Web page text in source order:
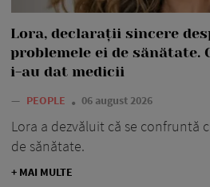
Lora, declarații sincere
problemele ei de sănătate.
i-au dat medicii
— PEOPLE 06 august 2026
Lora a dezvăluit că se confruntă
de sănătate.
+ MAI MULTE